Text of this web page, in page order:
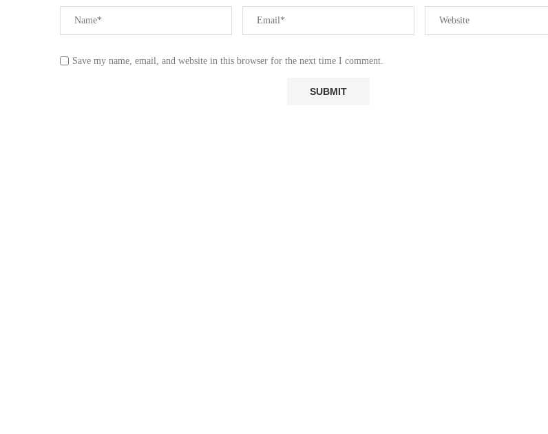
Save my name, email, and website in this browser for the next time I comment.